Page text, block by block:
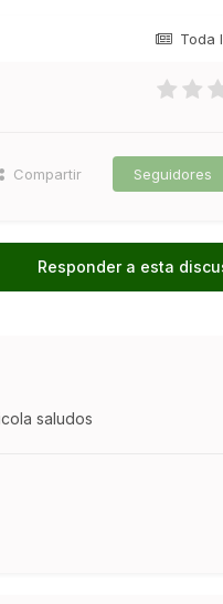
Toda
Compartir Seguidores
Responder a esta
saludos